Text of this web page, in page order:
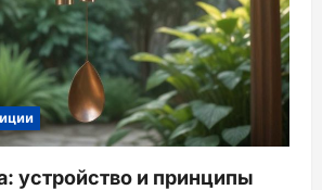
устройство и принципы